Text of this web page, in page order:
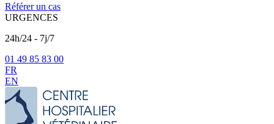
Référer un cas
URGENCES
24h/24 - 7j/7
01 49 85 83 00
FR
EN